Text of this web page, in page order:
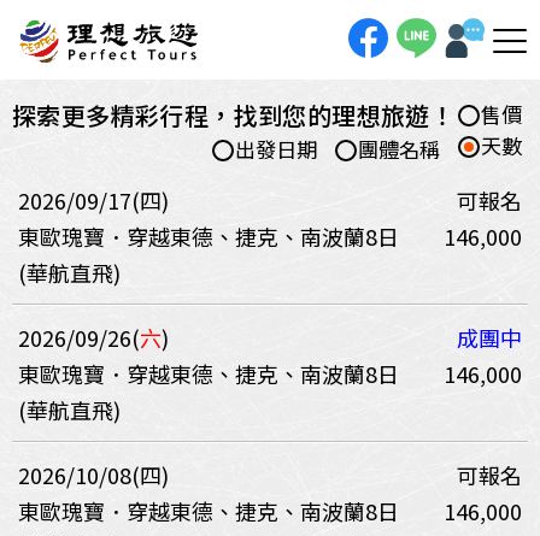
探索更多精彩行程，找到您的理想旅遊！
售價
天數
團體名稱
出發日期
2026/09/17(四)
可報名
東歐瑰寶．穿越東德、捷克、南波蘭8日
(華航直飛)
146,000
2026/09/26(六)
成團中
東歐瑰寶．穿越東德、捷克、南波蘭8日
(華航直飛)
146,000
2026/10/08(四)
可報名
東歐瑰寶．穿越東德、捷克、南波蘭8日
146,000